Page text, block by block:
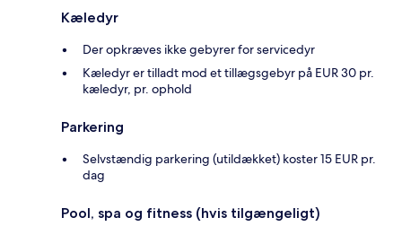
Kæledyr
Der opkræves ikke gebyrer for servicedyr
Kæledyr er tilladt mod et tillægsgebyr på EUR 30 pr.
kæledyr, pr. ophold
Parkering
Selvstændig parkering (utildækket) koster 15 EUR pr.
dag
Pool, spa og fitness (hvis tilgængeligt)